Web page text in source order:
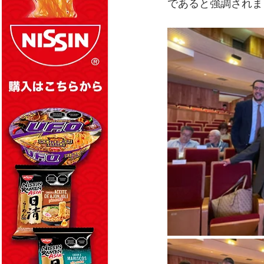
であると強調され